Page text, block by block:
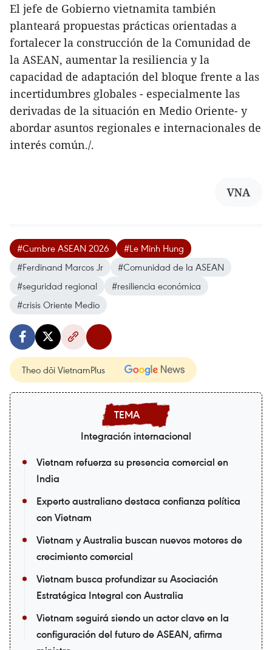
El jefe de Gobierno vietnamita también
planteará propuestas prácticas orientadas a
fortalecer la construcción de la Comunidad de
la ASEAN, aumentar la resiliencia y la
capacidad de adaptación del bloque frente a las
incertidumbres globales - especialmente las
derivadas de la situación en Medio Oriente- y
abordar asuntos regionales e internacionales de
interés común./.
VNA
#Cumbre ASEAN 2026
#Le Minh Hung
#Ferdinand Marcos Jr
#Comunidad de la ASEAN
#seguridad regional
#resiliencia económica
#crisis Oriente Medio
Theo dõi VietnamPlus
Integración internacional
Vietnam refuerza su presencia comercial en
India
Experto australiano destaca confianza política
con Vietnam
Vietnam y Australia buscan nuevos motores de
crecimiento comercial
Vietnam busca profundizar su Asociación
Estratégica Integral con Australia
Vietnam seguirá siendo un actor clave en la
configuración del futuro de ASEAN, afirma